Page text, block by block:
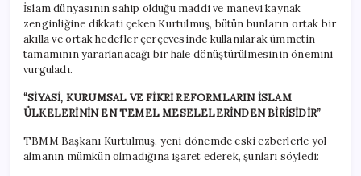
İslam dünyasının sahip olduğu maddi ve manevi kaynak
zenginliğine dikkati çeken Kurtulmuş, bütün bunların ortak bir
akılla ve ortak hedefler çerçevesinde kullanılarak ümmetin
tamamının yararlanacağı bir hale dönüştürülmesinin önemini
vurguladı.
“SİYASİ, KURUMSAL VE FİKRİ REFORMLARIN İSLAM
ÜLKELERİNİN EN TEMEL MESELELERİNDEN BİRİSİDİR”
TBMM Başkanı Kurtulmuş, yeni dönemde eski ezberlerle yol
almanın mümkün olmadığına işaret ederek, şunları söyledi: